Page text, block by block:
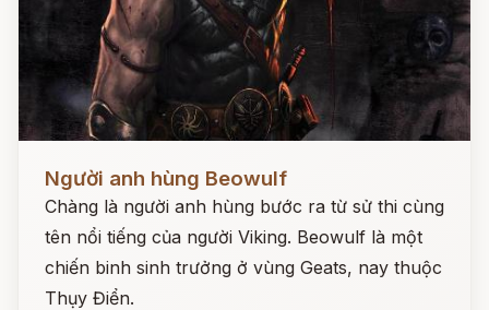
Người anh hùng Beowulf
Chàng là người anh hùng bước ra từ sử thi cùng
tên nổi tiếng của người Viking. Beowulf là một
chiến binh sinh trưởng ở vùng Geats, nay thuộc
Thụy Điển.